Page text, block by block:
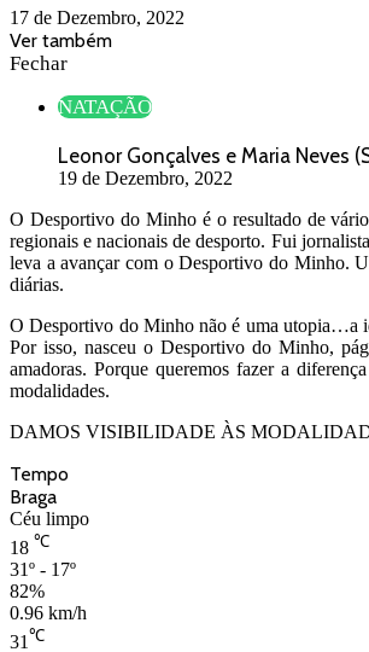
17 de Dezembro, 2022
Ver também
Fechar
NATAÇÃO
Leonor Gonçalves e Maria Neves
19 de Dezembro, 2022
O Desportivo do Minho é o resultado de
regionais e nacionais de desporto. Fui
leva a avançar com o Desportivo do Minho.
diárias.
O Desportivo do Minho não é uma utopia…a
Por isso, nasceu o Desportivo do Minho,
amadoras. Porque queremos fazer a
modalidades.
DAMOS VISIBILIDADE ÀS
Tempo
Braga
Céu limpo
18 ℃
31º - 17º
82%
0.96 km/h
31℃